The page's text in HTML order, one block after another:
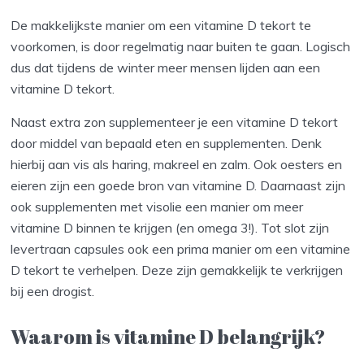
De makkelijkste manier om een vitamine D tekort te
voorkomen, is door regelmatig naar buiten te gaan. Logisch
dus dat tijdens de winter meer mensen lijden aan een
vitamine D tekort.
Naast extra zon supplementeer je een vitamine D tekort
door middel van bepaald eten en supplementen. Denk
hierbij aan vis als haring, makreel en zalm. Ook oesters en
eieren zijn een goede bron van vitamine D. Daarnaast zijn
ook supplementen met visolie een manier om meer
vitamine D binnen te krijgen (en omega 3!). Tot slot zijn
levertraan capsules ook een prima manier om een vitamine
D tekort te verhelpen. Deze zijn gemakkelijk te verkrijgen
bij een drogist.
Waarom is vitamine D belangrijk?